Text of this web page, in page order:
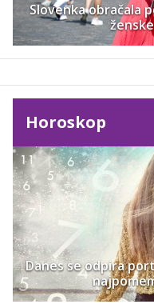
Slovenka obračala
Horoskop
Danes se odpira